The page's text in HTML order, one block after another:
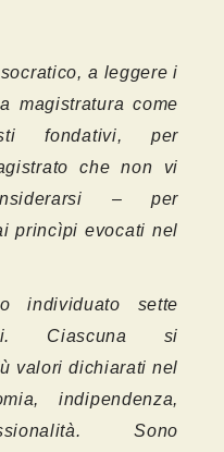
a leggere i
magistratura come
fondativi, per
che non vi
– per
princìpi evocati nel
individuato sette
Ciascuna si
valori dichiarati nel
indipendenza,
Sono